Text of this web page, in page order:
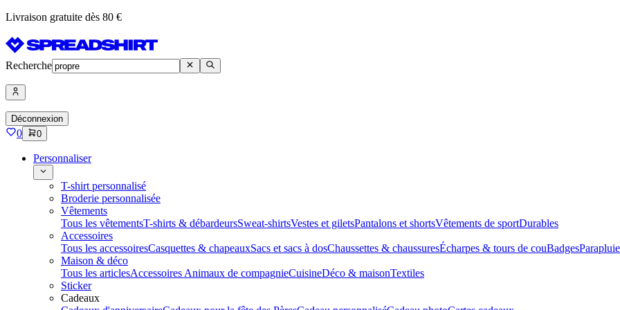
Livraison gratuite dès 80 €
Recherche
Déconnexion
0 0
Personnaliser
T-shirt personnalisé
Broderie personnalisée
Vêtements
Tous les vêtementsT-shirts & débardeursSweat-shirtsVestes et giletsPantalons et shortsVêtements de sportDurables
Accessoires
Tous les accessoiresCasquettes & chapeauxSacs et sacs à dosChaussettes & chaussuresÉcharpes & tours de couBadges
Maison & déco
Tous les articlesAccessoires Animaux de compagnieCuisineDéco & maisonTextiles
Sticker
Cadeaux